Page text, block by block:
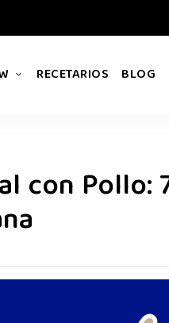
RECETARIOS BLOG
con Pollo: